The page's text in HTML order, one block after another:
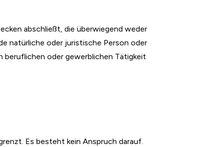
abschließt, die überwiegend weder
natürliche oder juristische Person oder
beruflichen oder gewerblichen Tätigkeit
Es besteht kein Anspruch darauf.